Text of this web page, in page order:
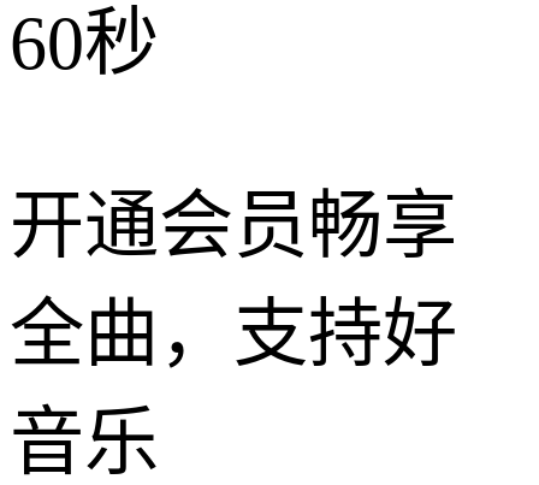
60秒
开通会员畅享
全曲，支持好
音乐